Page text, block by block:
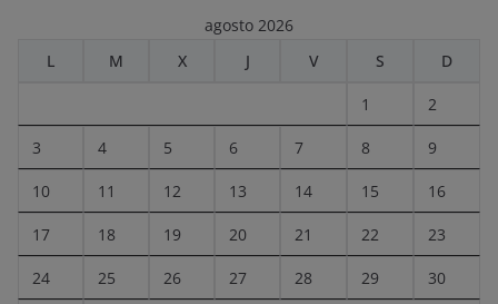
agosto 2026
L
M X J V S D
1 2
3 4 5 6 7 8 9
10 11 12 13 14 15 16
17 18 19 20 21 22 23
24 25 26 27 28 29 30